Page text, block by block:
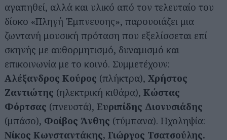
αγαπηθεί, αλλά και υλικό από τον τελευταίο του
δίσκο «Πληγή Έμπνευσης», παρουσιάζει μια
ζωντανή μουσική πρόταση που εξελίσσεται επί
σκηνής με αυθορμητισμό, δυναμισμό και
επικοινωνία με το κοινό. Συμμετέχουν:
Αλέξανδρος Κούρος (πλήκτρα), Χρήστος
Ζαντιώτης (ηλεκτρική κιθάρα), Κώστας
Φόρτσας (πνευστά), Ευριπίδης Διονυσιάδης
(μπάσο), Φοίβος Άνθης (τύμπανα). Ηχοληψία:
Νίκος Κωνσταντάκης, Γιώργος Τσατσούλης.
Αναζήτηση